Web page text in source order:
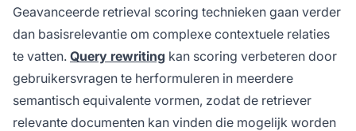
Geavanceerde retrieval scoring technieken gaan verder
dan basisrelevantie om complexe contextuele relaties
te vatten. Query rewriting kan scoring verbeteren door
gebruikersvragen te herformuleren in meerdere
semantisch equivalente vormen, zodat de retriever
relevante documenten kan vinden die mogelijk worden